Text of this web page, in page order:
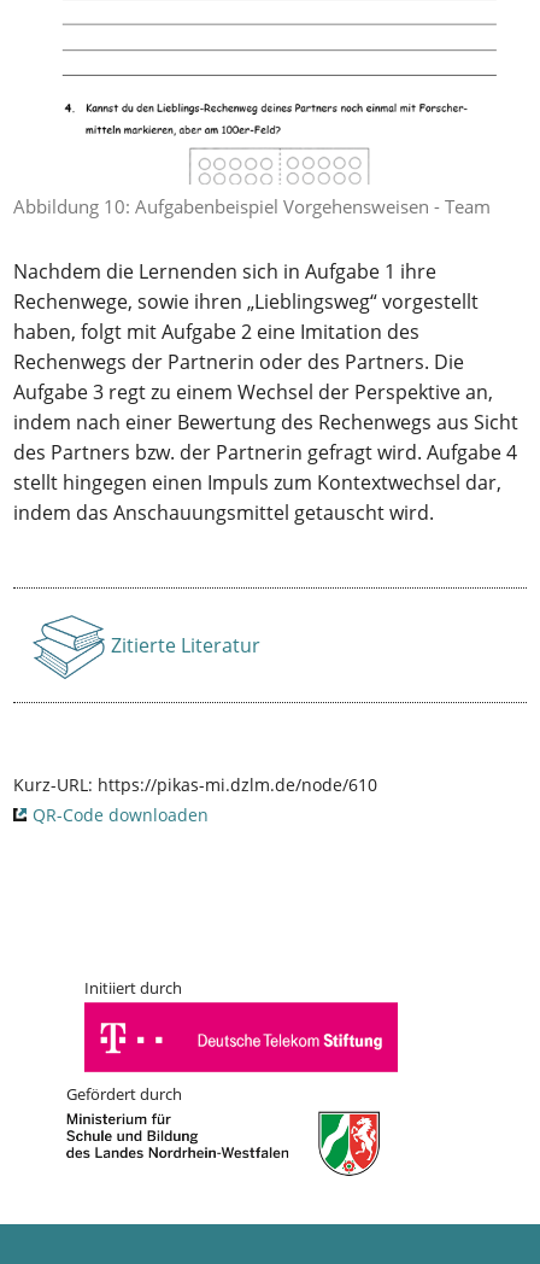
Abbildung 10: Aufgabenbeispiel Vorgehensweisen - Team
Nachdem die Lernenden sich in Aufgabe 1 ihre
Rechenwege, sowie ihren „Lieblingsweg“ vorgestellt
haben, folgt mit Aufgabe 2 eine Imitation des
Rechenwegs der Partnerin oder des Partners. Die
Aufgabe 3 regt zu einem Wechsel der Perspektive an,
indem nach einer Bewertung des Rechenwegs aus Sicht
des Partners bzw. der Partnerin gefragt wird. Aufgabe 4
stellt hingegen einen Impuls zum Kontextwechsel dar,
indem das Anschauungsmittel getauscht wird.
Anzeigen
Zitierte Literatur
Kurz-URL: https://pikas-mi.dzlm.de/node/610
QR-Code downloaden
Initiiert durch
Gefördert durch